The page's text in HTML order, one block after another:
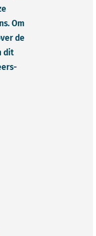
Om
de
dit